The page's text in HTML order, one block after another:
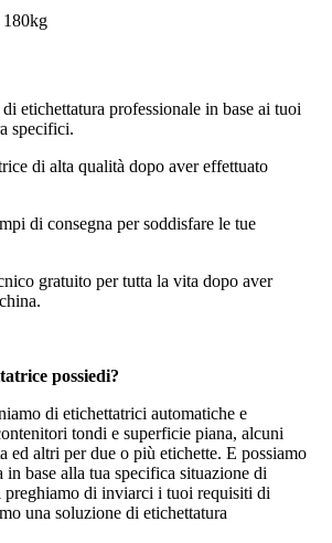
180kg
etichettatura professionale in base ai tuoi
specifici.
di alta qualità dopo aver effettuato
di consegna per soddisfare le tue
gratuito per tutta la vita dopo aver
possiedi?
di etichettatrici automatiche e
tondi e superficie piana, alcuni
ed altri per due o più etichette. E possiamo
in base alla tua specifica situazione di
preghiamo di inviarci i tuoi requisiti di
una soluzione di etichettatura